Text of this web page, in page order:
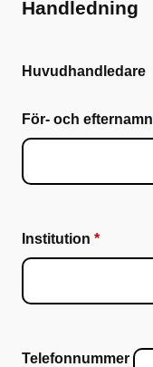
Handledning
Huvudhandledare
För- och efternamn
Institution
Telefonnummer